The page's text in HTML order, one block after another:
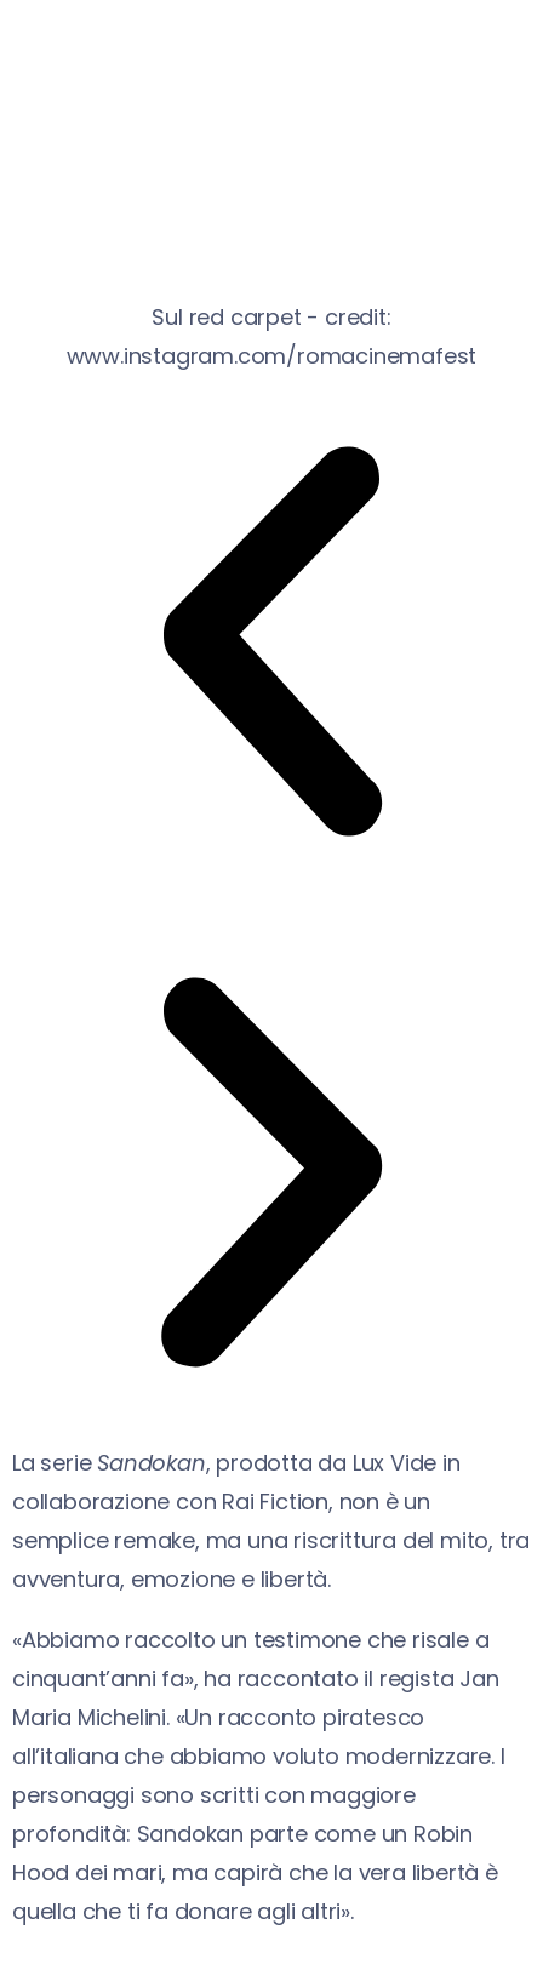
Sul red carpet - credit:
www.instagram.com/romacinemafest
La serie Sandokan, prodotta da Lux Vide in
collaborazione con Rai Fiction, non è un
semplice remake, ma una riscrittura del mito, tra
avventura, emozione e libertà.
«Abbiamo raccolto un testimone che risale a
cinquant’anni fa», ha raccontato il regista Jan
Maria Michelini. «Un racconto piratesco
all’italiana che abbiamo voluto modernizzare. I
personaggi sono scritti con maggiore
profondità: Sandokan parte come un Robin
Hood dei mari, ma capirà che la vera libertà è
quella che ti fa donare agli altri».